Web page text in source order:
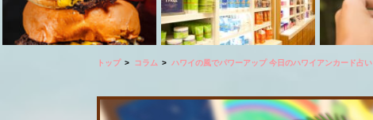
トップ コラム ハワイの風でパワーアップ 今日のハワイアンカード占い